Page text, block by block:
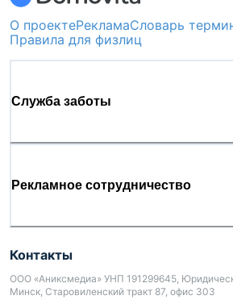
О проектеРекламаСловарь
Правила для физлиц
Служба заботы
Рекламное сотрудничество
Контакты
ООО «Аниксмедиа» УНП 191299645,
Минск, Старовиленский тракт 87, офис 303